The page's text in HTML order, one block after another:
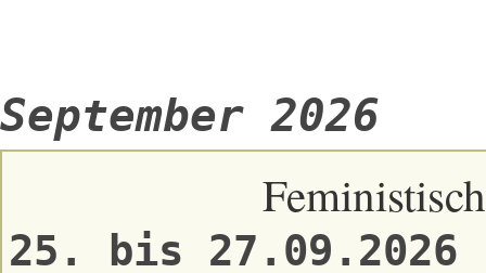
September 2026
25. bis 27.09.2026